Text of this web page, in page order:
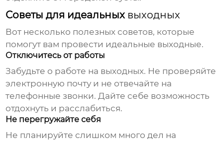
Советы для идеальных выходных
Вот несколько полезных советов, которые
помогут вам провести идеальные выходные.
Отключитесь от работы
Забудьте о работе на выходных. Не проверяйте
электронную почту и не отвечайте на
телефонные звонки. Дайте себе возможность
отдохнуть и расслабиться.
Не перегружайте себя
Не планируйте слишком много дел на